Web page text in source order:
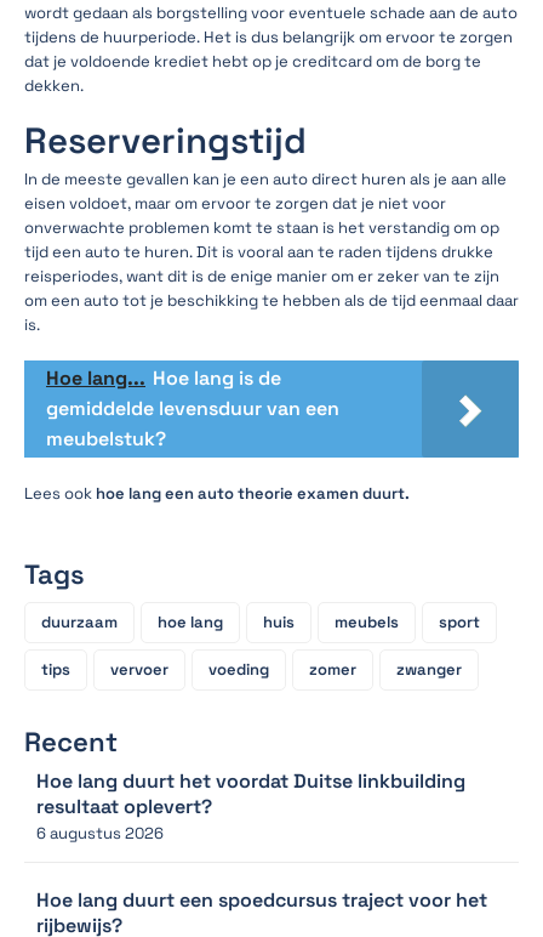
wordt gedaan als borgstelling voor eventuele schade aan de auto
tijdens de huurperiode. Het is dus belangrijk om ervoor te zorgen
dat je voldoende krediet hebt op je creditcard om de borg te
dekken.
Reserveringstijd
In de meeste gevallen kan je een auto direct huren als je aan alle
eisen voldoet, maar om ervoor te zorgen dat je niet voor
onverwachte problemen komt te staan is het verstandig om op
tijd een auto te huren. Dit is vooral aan te raden tijdens drukke
reisperiodes, want dit is de enige manier om er zeker van te zijn
om een auto tot je beschikking te hebben als de tijd eenmaal daar
is.
Hoe lang... Hoe lang is de
gemiddelde levensduur van een
meubelstuk?
Lees ook hoe lang een auto theorie examen duurt.
Tags
duurzaam hoe lang huis meubels sport
tips vervoer voeding zomer zwanger
Recent
Hoe lang duurt het voordat Duitse linkbuilding
resultaat oplevert?
6 augustus 2026
Hoe lang duurt een spoedcursus traject voor het
rijbewijs?